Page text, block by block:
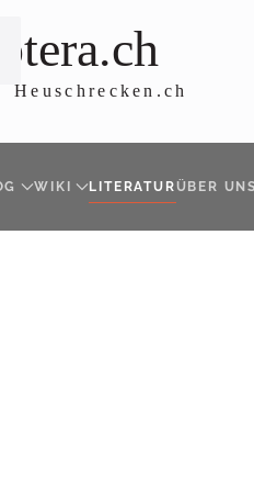
WIKI LITERATUR ÜBER UNS